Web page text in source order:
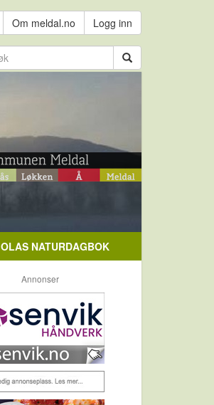
Om meldal.no Logg inn
OLAS NATURDAGBOK
Annonser